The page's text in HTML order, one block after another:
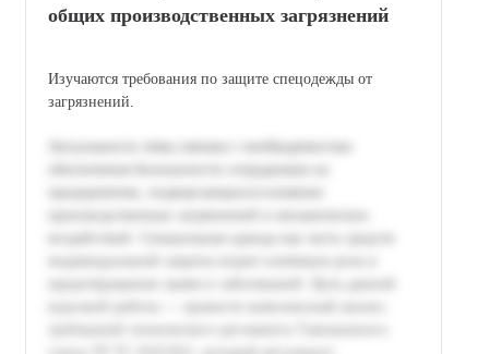
общих производственных загрязнений
Изучаются требования по защите спецодежды от
загрязнений.